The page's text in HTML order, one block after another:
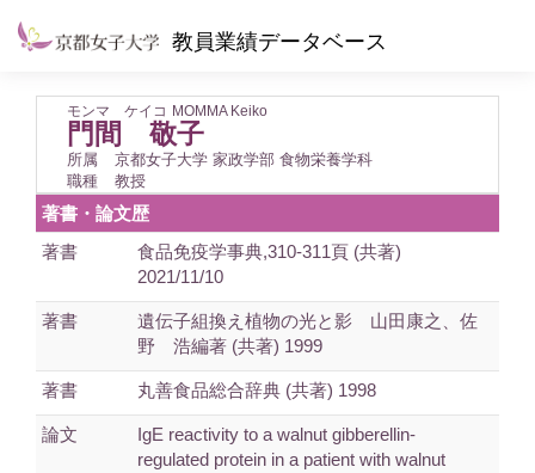
教員業績データベース
モンマ ケイコ MOMMA Keiko
門間 敬子
所属
京都女子大学 家政学部 食物栄養学科
職種
教授
著書・論文歴
著書
食品免疫学事典,310-311頁 (共著)
2021/11/10
著書
遺伝子組換え植物の光と影 山田康之、佐
野 浩編著 (共著) 1999
著書 丸善食品総合辞典 (共著) 1998
論文
IgE reactivity to a walnut gibberellin-
regulated protein in a patient with walnut